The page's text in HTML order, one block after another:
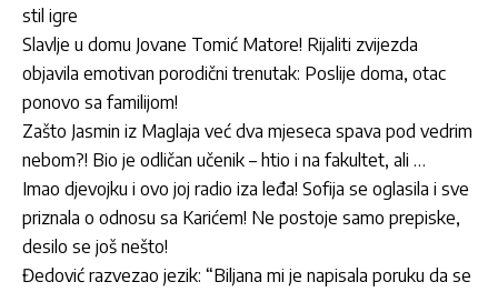
stil igre
Slavlje u domu Jovane Tomić Matore! Rijaliti zvijezda
objavila emotivan porodični trenutak: Poslije doma, otac
ponovo sa familijom!
Zašto Jasmin iz Maglaja već dva mjeseca spava pod vedrim
nebom?! Bio je odličan učenik – htio i na fakultet, ali …
Imao djevojku i ovo joj radio iza leđa! Sofija se oglasila i sve
priznala o odnosu sa Karićem! Ne postoje samo prepiske,
desilo se još nešto!
Đedović razvezao jezik: “Biljana mi je napisala poruku da se